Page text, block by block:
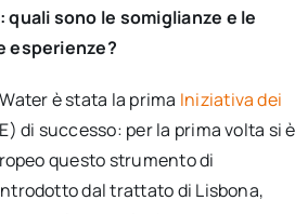
sono le somiglianze e le
esperienze?
è stata la prima Iniziativa dei
di successo: per la prima volta si è
questo strumento di
dal trattato di Lisbona,